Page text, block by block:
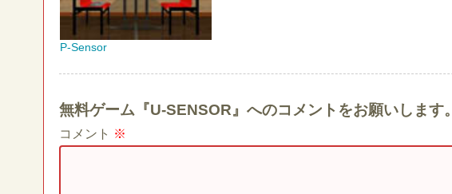
P-Sensor
無料ゲーム『U-SENSOR』へのコメントをお願いします。
コメント ※